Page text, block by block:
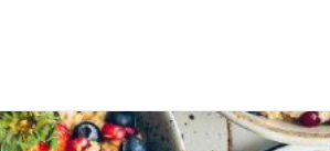
MENU SEHAT, CATERING